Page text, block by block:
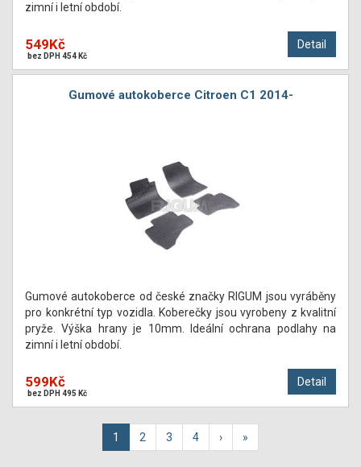
zimní i letní období.
Detail
549Kč
bez DPH 454 Kč
Gumové autokoberce Citroen C1 2014-
Gumové autokoberce od české značky RIGUM jsou vyráběny
pro konkrétní typ vozidla. Koberečky jsou vyrobeny z kvalitní
pryže. Výška hrany je 10mm. Ideální ochrana podlahy na
zimní i letní období.
Detail
599Kč
bez DPH 495 Kč
1 2 3 4 › »